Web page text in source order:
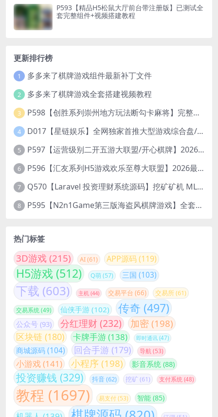
P593【精品H5松鼠大厅前台带注册版】已测试全
套完整组件+视频搭建教程
更新排行榜
1 多多来了棋牌游戏组件最新补丁文件
2 多多来了棋牌游戏全套搭建视频教程
3 P598【创胜系列崇州地方玩法断勾卡麻将】完整服务器组件+双端APP+授权机+通用视频教程
4 D017【星链娱乐】全网独家首推大型游戏综合盘/体育/PG/电竟/电玩大型综合体
5 P597【运营级别二开五游大联盟/开心棋牌】2026最新整理完整服务器组件+双端APP+完美AI机器人+超详细视频教程
6 P596【汇友系列H5游戏欢乐至尊大联盟】2026最新整理Linux系统最新组件+搭建教程
7 Q570【Laravel 投资理财系统源码】挖矿矿机 MLM分销 带后台
8 P595【N2n1Game第三版海盗风棋牌游戏】全套完整源码v8.0.0.1含android、ios、pc源码+布署文档+视频教程
热门标签
3D游戏 (215) AI(61) APP源码(119)
H5游戏 (512) Q萌(57) 三国 (103)
下载 (603) 主机 (44) 交易平台 (66) 交易所(61)
交易系统 (49) 仙侠手游 (102) 传奇 (497)
公众号 (93) 分红理财 (232) 加密 (198)
区块链 (180) 卡牌手游(138) 即时通讯 (47)
商城源码(104) 回合手游 (179) 导航(53)
小游戏 (141) 小程序 (198) 影音系统 (88)
投资赚钱 (329) 抖音(62) 挖矿(61) 支付系统 (48)
教程 (1697) 易支付(53) 智能 (85)